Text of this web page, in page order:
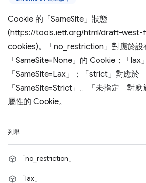
Cookie 的「SameSite」狀態
(https://tools.ietf.org/html/draft-
cookies)。「no_restriction」對應於設
「SameSite=None」的 Cookie；「lax
「SameSite=Lax」；「strict」對應於
「SameSite=Strict」。「未指定」對
屬性的 Cookie。
列舉
「no_restriction」
「lax」